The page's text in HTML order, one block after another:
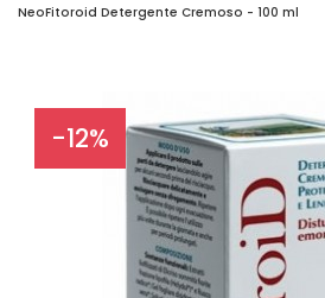
NeoFitoroid Detergente Cremoso - 100 ml
-12%